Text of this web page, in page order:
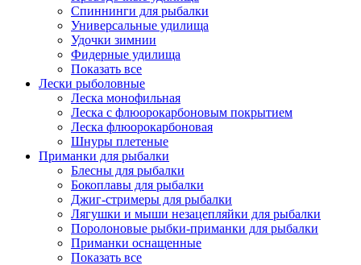
Спиннинги для рыбалки
Универсальные удилища
Удочки зимнии
Фидерные удилища
Показать все
Лески рыболовные
Леска монофильная
Леска с флюорокарбоновым покрытием
Леска флюорокарбоновая
Шнуры плетеные
Приманки для рыбалки
Блесны для рыбалки
Бокоплавы для рыбалки
Джиг-стримеры для рыбалки
Лягушки и мыши незацепляйки для рыбалки
Поролоновые рыбки-приманки для рыбалки
Приманки оснащенные
Показать все